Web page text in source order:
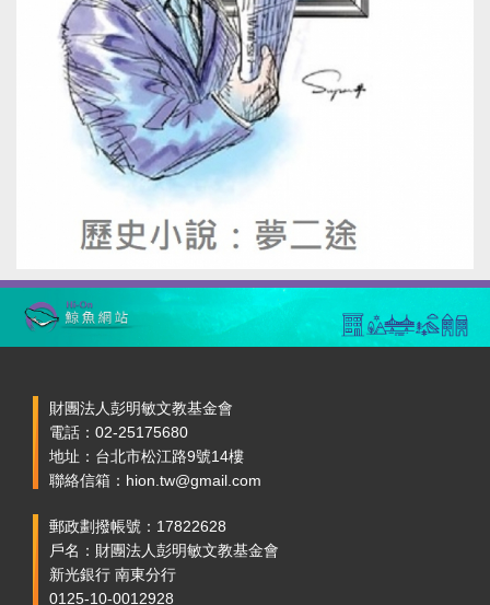
財團法人彭明敏文教基金會
電話：02-25175680
地址：台北市松江路9號14樓
聯絡信箱：hion.tw@gmail.com
郵政劃撥帳號：17822628
戶名：財團法人彭明敏文教基金會
新光銀行 南東分行
0125-10-0012928